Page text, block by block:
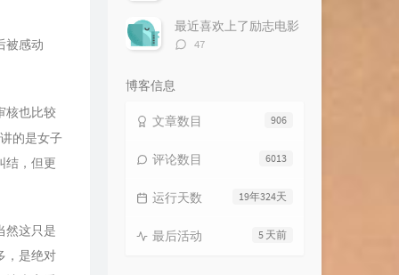
被感动
核也比较
的是女子
结，但更
然这只是
，是绝对
数：
最近喜欢上了励志电影
评
47
博客信息
906
文章数目
6013
评论数目
19年324天
运行天数
5 天前
最后活动